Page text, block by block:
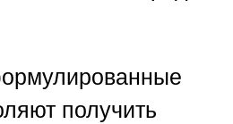
получить